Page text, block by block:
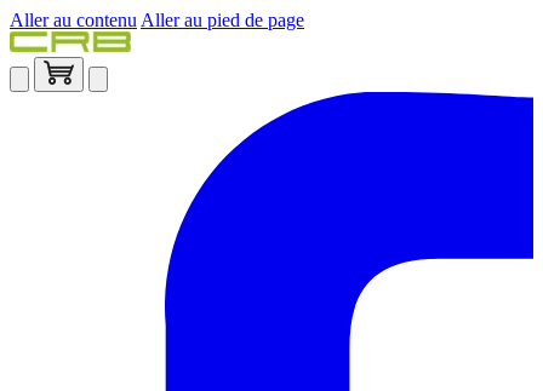
Aller au contenu Aller au pied de page